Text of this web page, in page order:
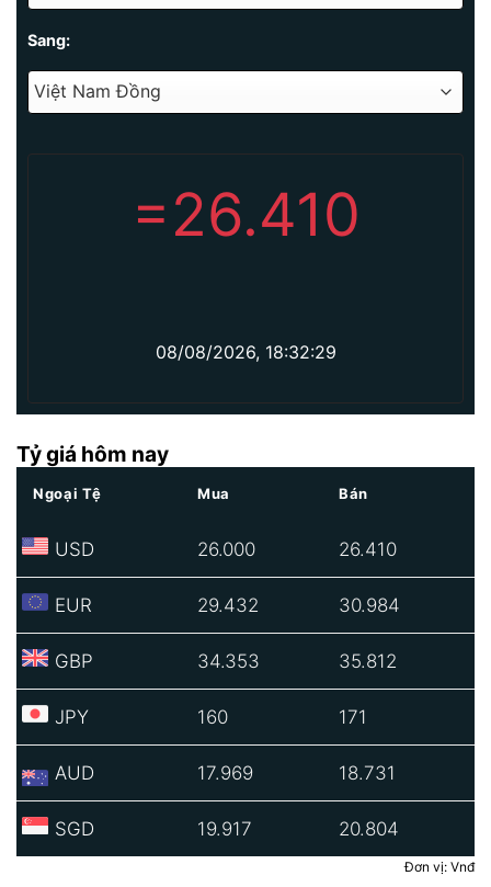
Sang:
=26.410
08/08/2026, 18:32:29
Tỷ giá hôm nay
Ngoại Tệ Mua Bán
USD 26.000 26.410
EUR 29.432 30.984
GBP 34.353 35.812
JPY 160 171
AUD 17.969 18.731
SGD 19.917 20.804
Đơn vị: Vnđ